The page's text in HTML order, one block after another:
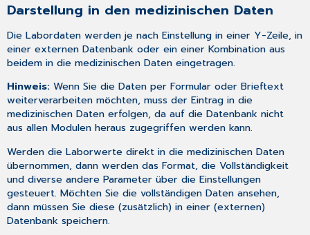
Darstellung in den medizinischen Daten
Die Labordaten werden je nachEinstellung in einer Y-Zeile, in
einer externen Datenbank oder ein einer Kombination aus
beidem in die medizinischen Daten eingetragen.
Hinweis:Wenn Sie die Daten per Formular oder Brieftext
weiterverarbeiten möchten, muss der Eintrag in die
medizinischen Daten erfolgen, da auf die Datenbank nicht
aus allen Modulen heraus zugegriffen werden kann.
Werden die Laborwerte direkt in die medizinischen Daten
übernommen, dann werden das Format, die Vollständigkeit
und diverse andere Parameter über dieEinstellungen
gesteuert. Möchten Sie die vollständigen Daten ansehen,
dann müssen Sie diese (zusätzlich) in einer (externen)
Datenbank speichern.